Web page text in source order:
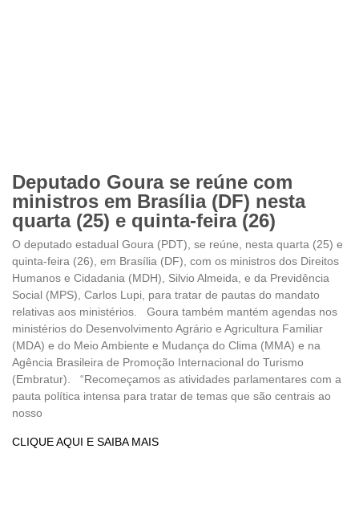
Deputado Goura se reúne com
ministros em Brasília (DF) nesta
quarta (25) e quinta-feira (26)
O deputado estadual Goura (PDT), se reúne, nesta quarta (25) e
quinta-feira (26), em Brasília (DF), com os ministros dos Direitos
Humanos e Cidadania (MDH), Silvio Almeida, e da Previdência
Social (MPS), Carlos Lupi, para tratar de pautas do mandato
relativas aos ministérios. Goura também mantém agendas nos
ministérios do Desenvolvimento Agrário e Agricultura Familiar
(MDA) e do Meio Ambiente e Mudança do Clima (MMA) e na
Agência Brasileira de Promoção Internacional do Turismo
(Embratur). “Recomeçamos as atividades parlamentares com a
pauta política intensa para tratar de temas que são centrais ao
nosso
CLIQUE AQUI E SAIBA MAIS